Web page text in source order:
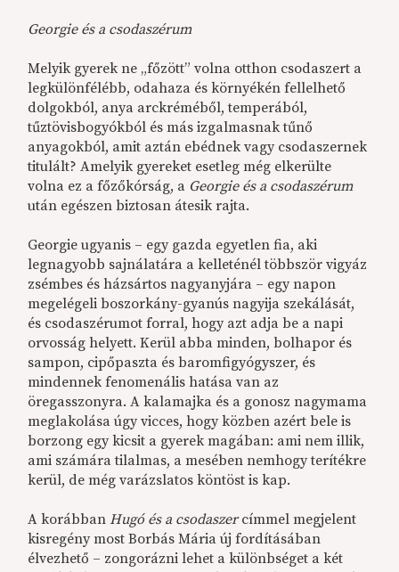
Georgie és a csodaszérum
Melyik gyerek ne „főzött” volna otthon csodaszert a
legkülönfélébb, odahaza és környékén fellelhető
dolgokból, anya arckréméből, temperából,
tűztövisbogyókból és más izgalmasnak tűnő
anyagokból, amit aztán ebédnek vagy csodaszernek
titulált? Amelyik gyereket esetleg még elkerülte
volna ez a főzőkórság, a Georgie és a csodaszérum
után egészen biztosan átesik rajta.
Georgie ugyanis – egy gazda egyetlen fia, aki
legnagyobb sajnálatára a kelleténél többször vigyáz
zsémbes és házsártos nagyanyjára – egy napon
megelégeli boszorkány-gyanús nagyija szekálását,
és csodaszérumot forral, hogy azt adja be a napi
orvosság helyett. Kerül abba minden, bolhapor és
sampon, cipőpaszta és baromfigyógyszer, és
mindennek fenomenális hatása van az
öregasszonyra. A kalamajka és a gonosz nagymama
meglakolása úgy vicces, hogy közben azért bele is
borzong egy kicsit a gyerek magában: ami nem illik,
ami számára tilalmas, a mesében nemhogy terítékre
kerül, de még varázslatos köntöst is kap.
A korábbanHugó és a csodaszercímmel megjelent
kisregény most Borbás Mária új fordításában
élvezhető – zongorázni lehet a különbséget a két